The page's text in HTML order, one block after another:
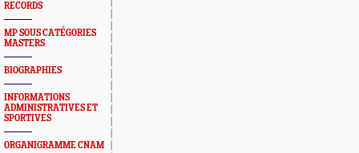
RECORDS
MP SOUS CATÉGORIES
MASTERS
BIOGRAPHIES
INFORMATIONS
ADMINISTRATIVES ET
SPORTIVES
ORGANIGRAMME CNAM